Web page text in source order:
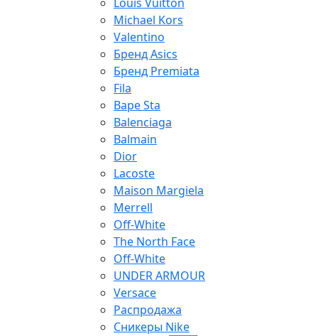
Louis Vuitton
Michael Kors
Valentino
Бренд Asics
Бренд Premiata
Fila
Bape Sta
Balenciaga
Balmain
Dior
Lacoste
Maison Margiela
Merrell
Off-White
The North Face
Off-White
UNDER ARMOUR
Versace
Распродажа
Сникеры Nike